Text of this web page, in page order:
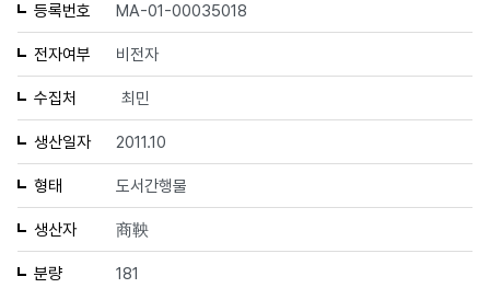
등록번호 MA-01-00035018
전자여부 비전자
수집처 최민
생산일자 2011.10
형태 도서간행물
생산자 商鞅
분량 181